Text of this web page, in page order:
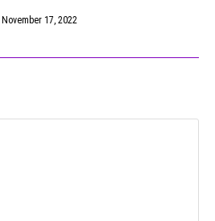
November 17, 2022